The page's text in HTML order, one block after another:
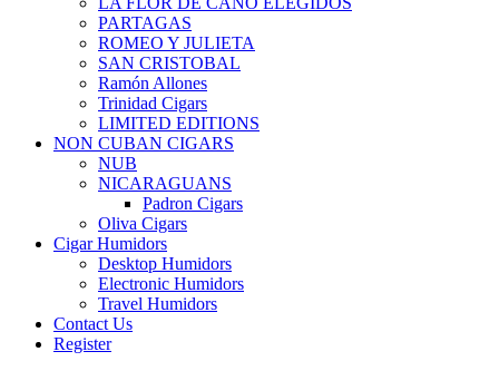
PARTAGAS
ROMEO Y JULIETA
SAN CRISTOBAL
Ramón Allones
Trinidad Cigars
LIMITED EDITIONS
NON CUBAN CIGARS
NUB
NICARAGUANS
Padron Cigars
Oliva Cigars
Cigar Humidors
Desktop Humidors
Electronic Humidors
Travel Humidors
Contact Us
Register